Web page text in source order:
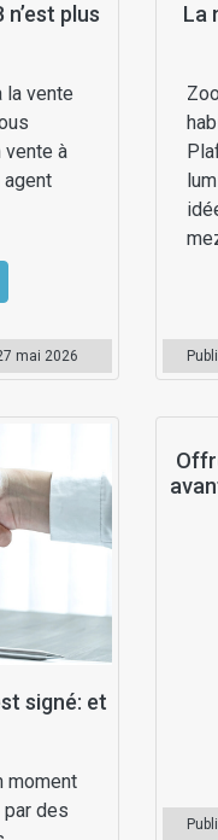
plus
la vente
vente à
agent
mai 2026
La
signé: et
moment
par des